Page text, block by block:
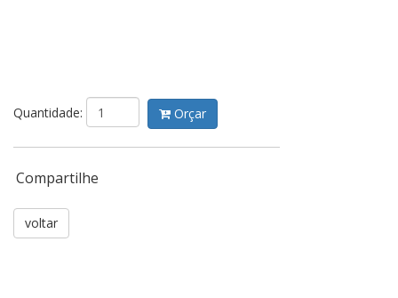
Quantidade: Orçar
Compartilhe
voltar